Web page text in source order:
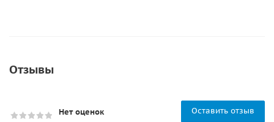
Отзывы
Нет оценок Оставить отзыв